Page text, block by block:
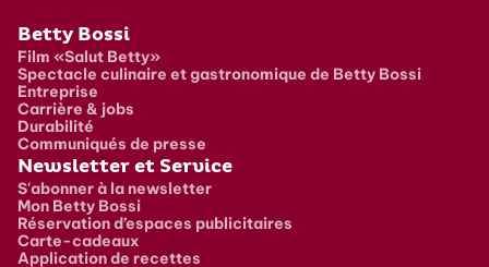
Pied de page
Betty Bossi
Film «Salut Betty»
Spectacle culinaire et gastronomique de Betty Bossi
Entreprise
Carrière & jobs
Durabilité
Communiqués de presse
Newsletter et Service
S'abonner à la newsletter
Mon Betty Bossi
Réservation d’espaces publicitaires
Carte-cadeaux
Application de recettes